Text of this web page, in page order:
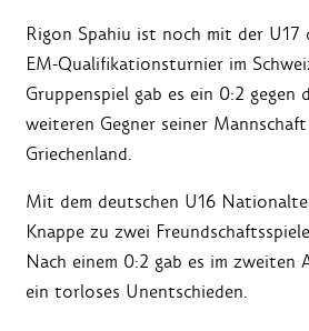
Rigon Spahiu ist noch mit der U17
EM-Qualifikationsturnier im
Gruppenspiel gab es ein 0:2 gegen
weiteren Gegner seiner
Griechenland.
Mit dem deutschen U16
Knappe zu zwei
Nach einem 0:2 gab es im zweiten
ein torloses Unentschieden.